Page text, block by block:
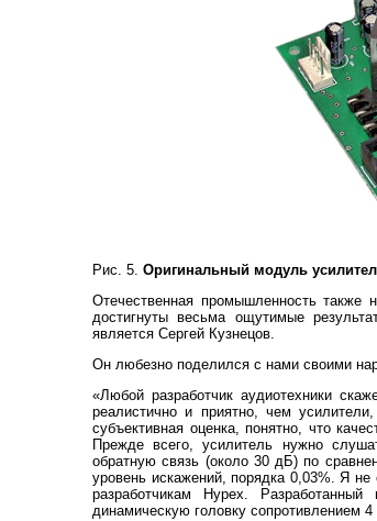
Рис. 5. Оригинальный модуль
Отечественная промышленность также
достигнуты весьма ощутимые
является Сергей Кузнецов.
Он любезно поделился с нами своими
«Любой разработчик аудиотехники
реалистично и приятно, чем
субъективная оценка, понятно, что
Прежде всего, усилитель нужно
обратную связь (около 30 дБ) по
уровень искажений, порядка 0,03%. Я
разработчикам Hypex.
динамическую головку сопротивлением